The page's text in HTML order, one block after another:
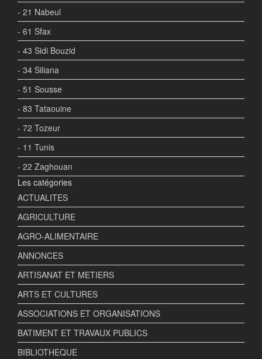
- 21 Nabeul
- 61 Sfax
- 43 Sidi Bouzid
- 34 Siliana
- 51 Sousse
- 83 Tataouine
- 72 Tozeur
- 11 Tunis
- 22 Zaghouan
Les catégories
ACTUALITES
AGRICULTURE
AGRO-ALIMENTAIRE
ANNONCES
ARTISANAT ET METIERS
ARTS ET CULTURES
ASSOCIATIONS ET ORGANISATIONS
BATIMENT ET TRAVAUX PUBLICS
BIBLIOTHEQUE